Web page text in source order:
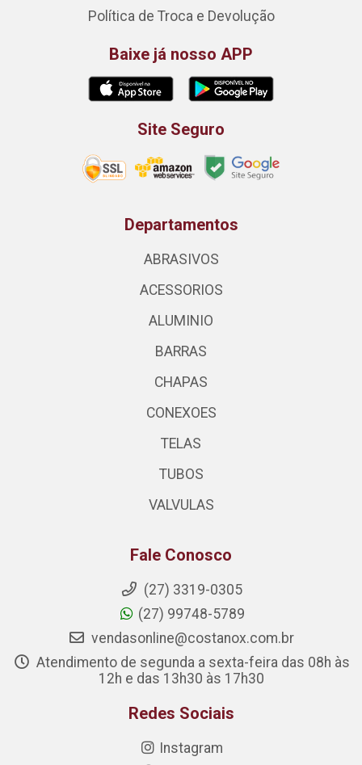
Política de Troca e Devolução
Baixe já nosso APP
Site Seguro
Departamentos
ABRASIVOS
ACESSORIOS
ALUMINIO
BARRAS
CHAPAS
CONEXOES
TELAS
TUBOS
VALVULAS
Fale Conosco
(27) 3319-0305
(27) 99748-5789
vendasonline@costanox.com.br
Atendimento de segunda a sexta-feira das 08h às
12h e das 13h30 às 17h30
Redes Sociais
Instagram